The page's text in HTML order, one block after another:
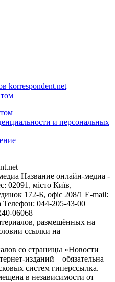
korrespondent.net
и персональных
Название онлайн-медиа -
02091, місто Київ,
172-Б, офіс 208/1 E-mail:
Телефон: 044-205-43-00
06068
размещённых на
ссылки на
со страницы «Новости
изданий – обязательна
систем гиперссылка.
в независимости от